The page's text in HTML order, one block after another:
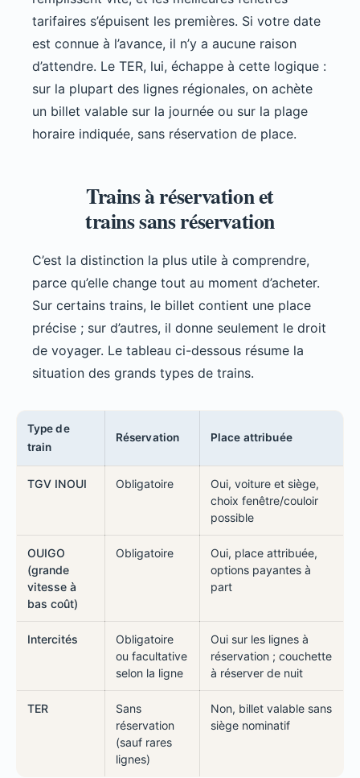
tarifaires s’épuisent les premières. Si votre date
est connue à l’avance, il n’y a aucune raison
d’attendre. Le TER, lui, échappe à cette logique :
sur la plupart des lignes régionales, on achète
un billet valable sur la journée ou sur la plage
horaire indiquée, sans réservation de place.
Trains à réservation et
trains sans réservation
C’est la distinction la plus utile à comprendre,
parce qu’elle change tout au moment d’acheter.
Sur certains trains, le billet contient une place
précise ; sur d’autres, il donne seulement le droit
de voyager. Le tableau ci-dessous résume la
situation des grands types de trains.
Type de
train
Réservation Place attribuée
TGV INOUI Obligatoire
Oui, voiture et siège,
choix fenêtre/couloir
possible
OUIGO
(grande
vitesse à
bas coût)
Obligatoire
Oui, place attribuée,
options payantes à
part
Intercités
Obligatoire
ou facultative
selon la ligne
Oui sur les lignes à
réservation ; couchette
à réserver de nuit
TER
Sans
réservation
(sauf rares
lignes)
Non, billet valable sans
siège nominatif